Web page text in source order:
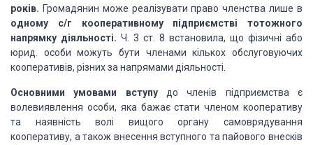
років. Громадянин може реалізувати право членства лише в
одному с/г кооперативному підприємстві тотожного
напрямку діяльності. Ч. 3 ст. 8 встановила, що фізичні або
юрид. особи можуть бути членами кількох обслуговуючих
кооперативів, різних за напрямами діяльності.
Основними умовами вступудо членів підприємства є
волевиявлення особи, яка бажає стати членом кооперативу
та наявність волі вищого органу самоврядування
кооперативу, а також внесення вступного та пайового внесків